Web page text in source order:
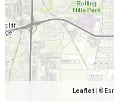
Leaflet ©